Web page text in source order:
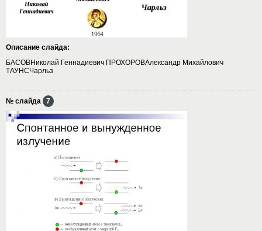
Описание слайда:
БАСОВНиколай Геннадиевич ПРОХОРОВАлександр Михайлович
ТАУНСЧарльз
№ слайда 7